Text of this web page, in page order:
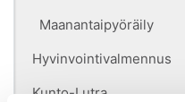
Maanantaipyöräily
Hyvinvointivalmennus
Kunto-Lutra